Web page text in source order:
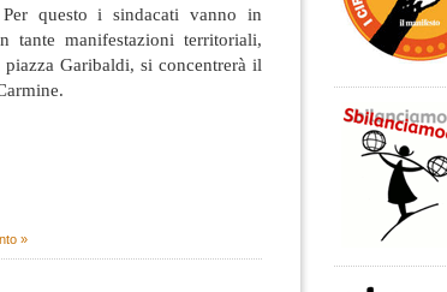
Per questo i sindacati vanno in
tante manifestazioni territoriali,
Garibaldi, si concentrerà il
»